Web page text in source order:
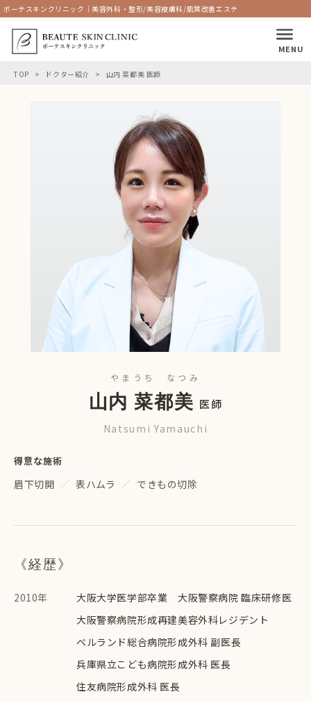
ボーテスキンクリニック｜美容外科・整形/美容皮膚科/肌質改善エステ
MENU
TOP ドクター紹介 山内 菜都美 医師
やまうち なつみ
山内 菜都美 医師
Natsumi Yamauchi
得意な施術
眉下切開 表ハムラ できもの切除
《経歴》
2010年
大阪大学医学部卒業 大阪警察病院 臨床研修医
大阪警察病院形成再建美容外科レジデント
ベルランド総合病院形成外科 副医長
兵庫県立こども病院形成外科 医長
住友病院形成外科 医長